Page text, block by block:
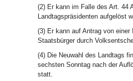
(2) Er kann im Falle des Art. 44
Landtagspräsidenten aufgelöst
(3) Er kann auf Antrag von einer
Staatsbürger durch
(4) Die Neuwahl des Landtags
sechsten Sonntag nach der
statt.